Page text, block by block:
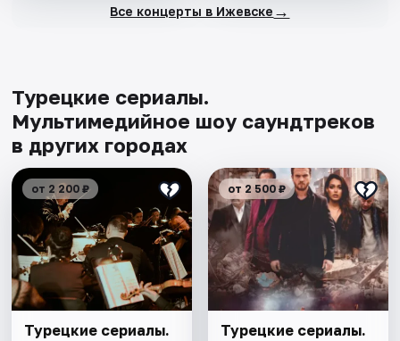
Все концерты в Ижевске →
Турецкие сериалы.
Мультимедийное шоу саундтреков
в других городах
от 2 200 ₽
Турецкие сериалы.
от 2 500 ₽
Турецкие сериалы.